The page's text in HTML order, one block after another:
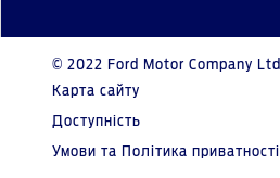
© 2022 Ford Motor Company Ltd
Карта сайту
Доступність
Умови та Політика приватності